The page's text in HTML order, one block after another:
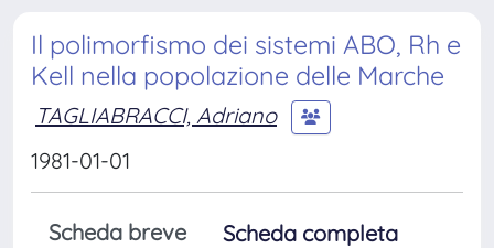
Il polimorfismo dei sistemi ABO, Rh e
Kell nella popolazione delle Marche
TAGLIABRACCI, Adriano
1981-01-01
Scheda breve
Scheda completa